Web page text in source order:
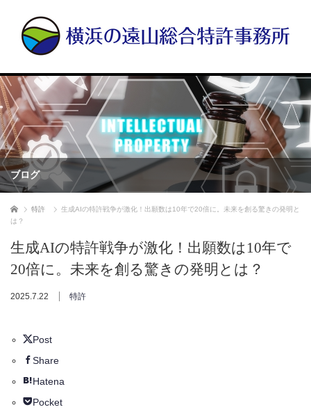
ブログ
ホーム 特許
生成AIの特許戦争が激化！出願数は10年で20倍に。未来を創る驚きの発明と
は？
生成AIの特許戦争が激化！出願数は10年で
20倍に。未来を創る驚きの発明とは？
2025.7.22 特許
Post
Share
Hatena
Pocket